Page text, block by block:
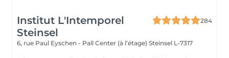
Institut L'Intemporel
Steinsel
284
6, rue Paul Eyschen - Pall Center (à l’étage) Steinsel L-7317